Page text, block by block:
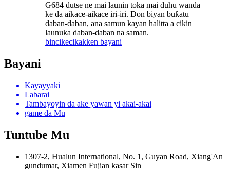
G684 dutse ne mai launin toka mai duhu wanda
ke da aikace-aikace iri-iri. Don biyan buƙatu
daban-daban, ana samun kayan halitta a cikin
launuka daban-daban na saman.
bincikecikakken bayani
Bayani
Kayayyaki
Labarai
Tambayoyin da ake yawan yi akai-akai
game da Mu
Tuntube Mu
1307-2, Hualun International, No. 1, Guyan Road, Xiang'An
gundumar, Xiamen Fujian kasar Sin